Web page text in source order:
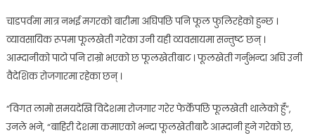
चाडपर्वमा मात्र नभई मगरको बारीमा अघिपछि पनि फूल फुलिरहेको हुन्छ ।
व्यावसायिक रूपमा फूलखेती गरेका उनी यही व्यवसायमा सन्तुष्ट छन् ।
आम्दानीको पाटो पनि राम्रो भएको छ फूलखेतीबाट । फूलखेती गर्नुभन्दा अघि उनी
वैदेशिक रोजगारमा रहेका छन् ।
“विगत लामो समयदेखि विदेशमा रोजगार गरेर फेर्केपछि फूलखेती थालेको हुँं”,
उनले भने, “बाहिरी देशमा कमाएको भन्दा फूलखेतीबाटै आम्दानी हुने गरेको छ,